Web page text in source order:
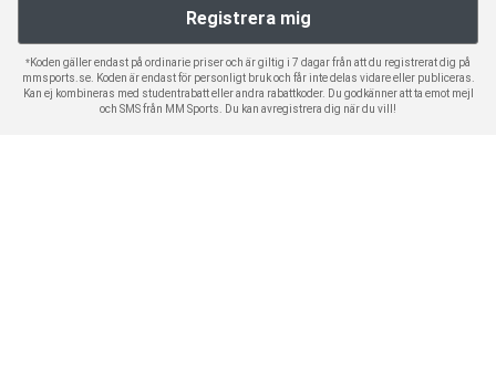
*Koden gäller endast på ordinarie priser och är giltig i 7 dagar från att du registrerat dig på
mmsports.se. Koden är endast för personligt bruk och får inte delas vidare eller publiceras.
Kan ej kombineras med studentrabatt eller andra rabattkoder. Du godkänner att ta emot mejl
och SMS från MM Sports. Du kan avregistrera dig när du vill!